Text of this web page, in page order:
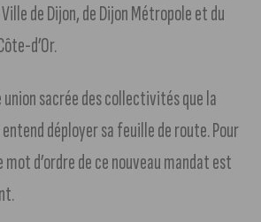
de Dijon, de Dijon Métropole et du
d’Or.
sacrée des collectivités que la
déployer sa feuille de route. Pour
mot d’ordre de ce nouveau mandat est